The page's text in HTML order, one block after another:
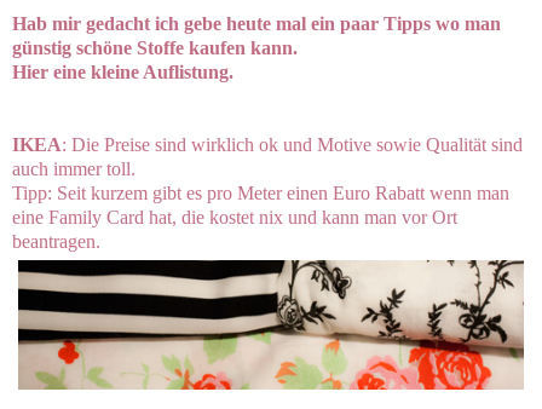
Hab mir gedacht ich gebe heute mal ein paar Tipps wo man
günstig schöne Stoffe kaufen kann.
Hier eine kleine Auflistung.
IKEA: Die Preise sind wirklich ok und Motive sowie Qualität sind
auch immer toll.
Tipp: Seit kurzem gibt es pro Meter einen Euro Rabatt wenn man
eine Family Card hat, die kostet nix und kann man vor Ort
beantragen.